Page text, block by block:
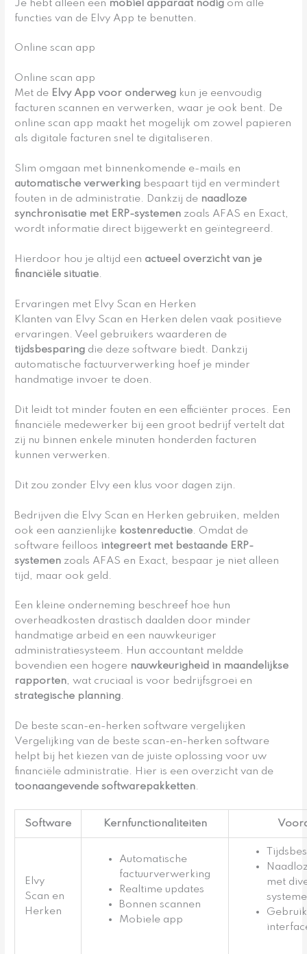
Je hebt alleen een mobiel apparaat nodig om alle
functies van de Elvy App te benutten.
Online scan app
Online scan app
Met de Elvy App voor onderweg kun je eenvoudig
facturen scannen en verwerken, waar je ook bent. De
online scan app maakt het mogelijk om zowel papieren
als digitale facturen snel te digitaliseren.
Slim omgaan met binnenkomende e-mails en
automatische verwerking bespaart tijd en vermindert
fouten in de administratie. Dankzij de naadloze
synchronisatie met ERP-systemen zoals AFAS en Exact,
wordt informatie direct bijgewerkt en geïntegreerd.
Hierdoor hou je altijd een actueel overzicht van je
financiële situatie.
Ervaringen met Elvy Scan en Herken
Klanten van Elvy Scan en Herken delen vaak positieve
ervaringen. Veel gebruikers waarderen de
tijdsbesparing die deze software biedt. Dankzij
automatische factuurverwerking hoef je minder
handmatige invoer te doen.
Dit leidt tot minder fouten en een efficiënter proces. Een
financiële medewerker bij een groot bedrijf vertelt dat
zij nu binnen enkele minuten honderden facturen
kunnen verwerken.
Dit zou zonder Elvy een klus voor dagen zijn.
Bedrijven die Elvy Scan en Herken gebruiken, melden
ook een aanzienlijke kostenreductie. Omdat de
software feilloos integreert met bestaande ERP-
systemen zoals AFAS en Exact, bespaar je niet alleen
tijd, maar ook geld.
Een kleine onderneming beschreef hoe hun
overheadkosten drastisch daalden door minder
handmatige arbeid en een nauwkeuriger
administratiesysteem. Hun accountant meldde
bovendien een hogere nauwkeurigheid in maandelijkse
rapporten, wat cruciaal is voor bedrijfsgroei en
strategische planning.
De beste scan-en-herken software vergelijken
Vergelijking van de beste scan-en-herken software
helpt bij het kiezen van de juiste oplossing voor uw
financiële administratie. Hier is een overzicht van de
toonaangevende softwarepakketten.
Software Kernfunctionaliteiten
Elvy
Scan en
Herken
Automatische
factuurverwerking
Realtime updates
Bonnen scannen
Mobiele app
met